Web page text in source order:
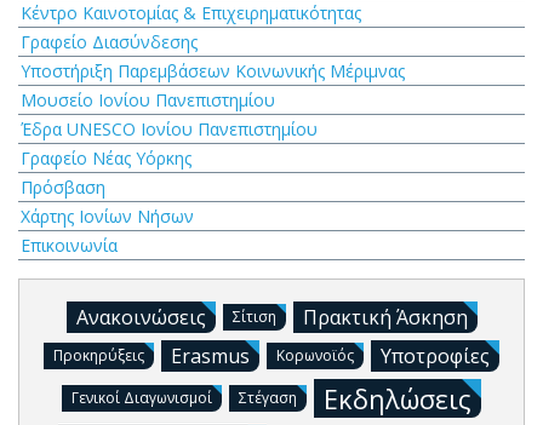
Κέντρο Καινοτομίας & Επιχειρηματικότητας
Γραφείο Διασύνδεσης
Υποστήριξη Παρεμβάσεων Κοινωνικής Μέριμνας
Μουσείο Ιονίου Πανεπιστημίου
Έδρα UNESCO Ιονίου Πανεπιστημίου
Γραφείο Νέας Υόρκης
Πρόσβαση
Χάρτης Ιονίων Νήσων
Επικοινωνία
Ανακοινώσεις Σίτιση Πρακτική Άσκηση
Προκηρύξεις Erasmus Κορωνοϊός Υποτροφίες
Γενικοί Διαγωνισμοί Στέγαση
Εκδηλώσεις